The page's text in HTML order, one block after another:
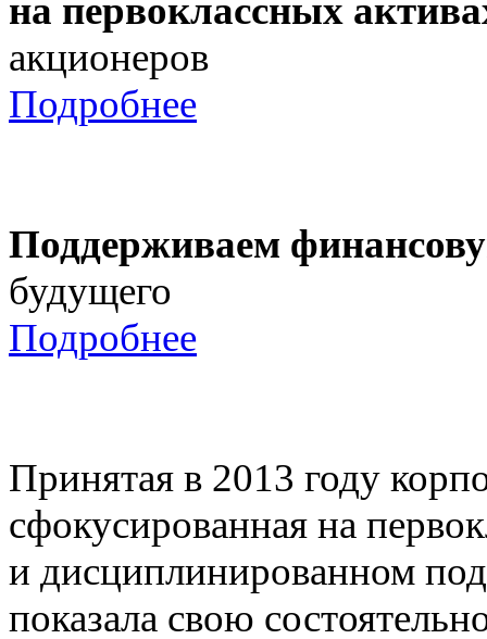
на первоклассных
акционеров
Подробнее
Поддерживаем
будущего
Подробнее
Принятая в 2013 году
сфокусированная на
и дисциплинированном
показала свою